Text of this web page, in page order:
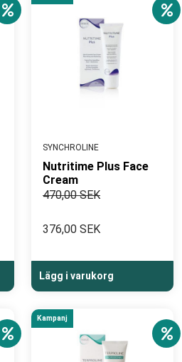
SYNCHROLINE
Nutritime Plus Face
Cream
470,00 SEK
376,00 SEK
Lägg i varukorg
Kampanj